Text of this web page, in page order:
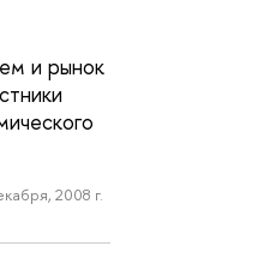
и рынок
2008 г.